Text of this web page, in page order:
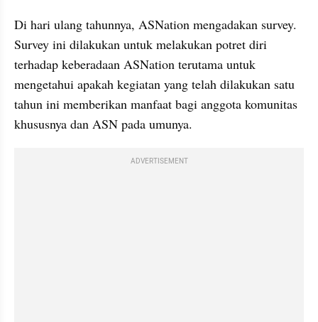
Di hari ulang tahunnya, ASNation mengadakan survey.
Survey ini dilakukan untuk melakukan potret diri
terhadap keberadaan ASNation terutama untuk
mengetahui apakah kegiatan yang telah dilakukan satu
tahun ini memberikan manfaat bagi anggota komunitas
khususnya dan ASN pada umunya.
ADVERTISEMENT